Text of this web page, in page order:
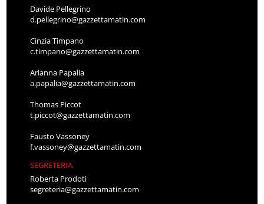
Davide Pellegrino
d.pellegrino@gazzettamatin.com
Cinzia Timpano
c.timpano@gazzettamatin.com
Arianna Papalia
a.papalia@gazzettamatin.com
Thomas Piccot
t.piccot@gazzettamatin.com
Fausto Vassoney
f.vassoney@gazzettamatin.com
SEGRETERIA
Roberta Prodoti
segreteria@gazzettamatin.com